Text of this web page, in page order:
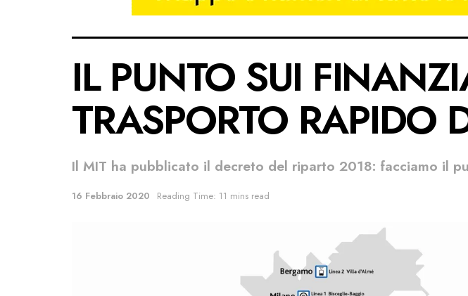
IL PUNTO SUI
TRASPORTO RAPIDO
Il MIT ha pubblicato il decreto del riparto 2018: facciamo il
16 Febbraio 2020 Reading Time: 11 mins read